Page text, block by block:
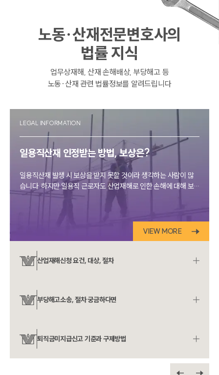
만화로 보는 사례
노동·산재전문변호사의
법률 지식
업무상재해, 산재 손해배상, 부당해고 등
노동·산재 관련 법률정보를 알려드립니다
VIEW MORE
LEGAL INFORMATION
일용직산재 인정받는 방법, 보상은?
일용직산재 발생 시 보상을 받지 못할 것이라 생각하는 사람이 많
습니다. 하지만 일용직 근로자도 산업재해로 인한 손해에 대해 보
상받을 법적 권리를 갖습니다.
산업재해신청 요건, 대상, 절차
부당해고소송, 절차 궁금하다면
퇴직금미지급신고 기준과 구제방법